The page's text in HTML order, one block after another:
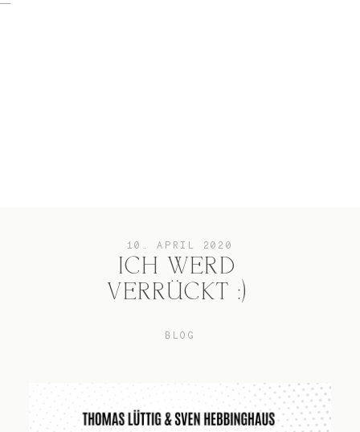
10. APRIL 2020
ICH WERD
VERRÜCKT :)
BLOG
Infos / Preise
Blog